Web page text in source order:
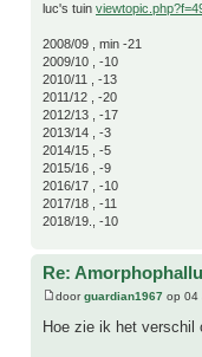
luc's tuin
2008/09 , min -21
2009/10 , -10
2010/11 , -13
2011/12 , -20
2012/13 , -17
2013/14 , -3
2014/15 , -5
2015/16 , -9
2016/17 , -10
2017/18 , -11
2018/19., -10
Re:
doorguardian1967 op 04
Hoe zie ik het verschil